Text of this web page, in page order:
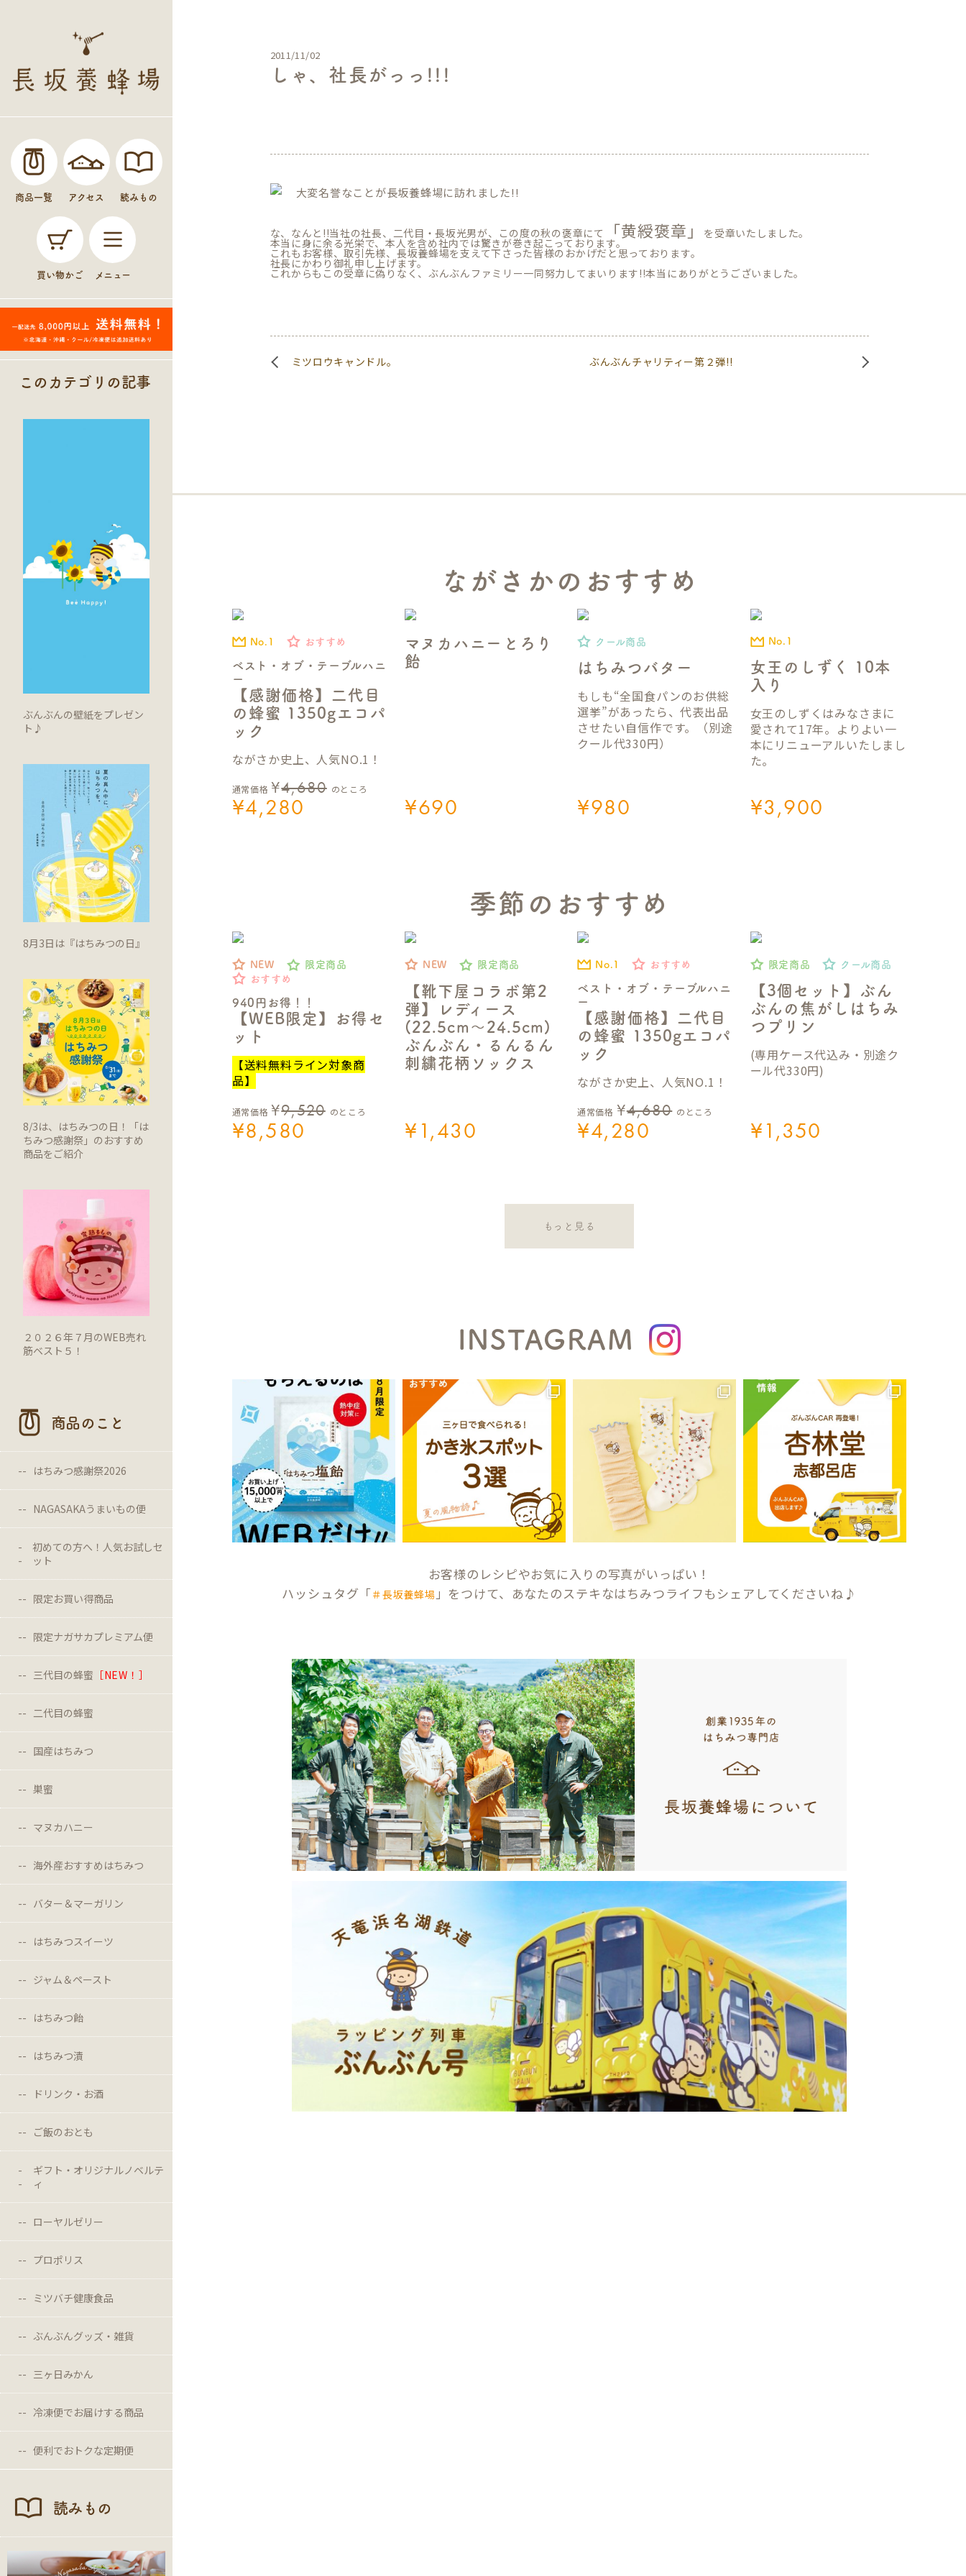
商品一覧 アクセス 読みもの
買い物かご メニュー
このカテゴリの記事
ぶんぶんの壁紙をプレゼン
ト♪
8月3日は『はちみつの日』
8/3は、はちみつの日！「は
ちみつ感謝祭」のおすすめ
商品をご紹介
２０２６年７月のWEB売れ
筋ベスト５！
商品のこと
はちみつ感謝祭2026
NAGASAKAうまいもの便
初めての方へ！人気お試しセ
ット
限定お買い得商品
限定ナガサカプレミアム便
三代目の蜂蜜 ［NEW！］
二代目の蜂蜜
国産はちみつ
巣蜜
マヌカハニー
海外産おすすめはちみつ
バター＆マーガリン
はちみつスイーツ
ジャム＆ペースト
はちみつ飴
はちみつ漬
ドリンク・お酒
ご飯のおとも
ギフト・オリジナルノベルテ
ィ
ローヤルゼリー
プロポリス
ミツバチ健康食品
ぶんぶんグッズ・雑貨
三ヶ日みかん
冷凍便でお届けする商品
便利でおトクな定期便
読みもの
2011/11/02
しゃ、社長がっっ!!!
大変名誉なことが長坂養蜂場に訪れました!!
な、なんと!!当社の社長、二代目・長坂光男が、この度の秋の褒章にて 「黄綬褒章」 を受章いたしました。
本当に身に余る光栄で、本人を含め社内では驚きが巻き起こっております。
これもお客様、取引先様、長坂養蜂場を支えて下さった皆様のおかげだと思っております。
社長にかわり御礼申し上げます。
これからもこの受章に偽りなく、ぶんぶんファミリー一同努力してまいります!!本当にありがとうございました。
ミツロウキャンドル。 ぶんぶんチャリティー第２弾!!
ながさかのおすすめ
ベスト・オブ・テーブルハニ
ー
【感謝価格】二代目
の蜂蜜 1350gエコパ
ック
No.1 おすすめ
通常価格 ¥4,680 のところ
¥4,280
ながさか史上、人気NO.1！
マヌカハニーとろり
飴
¥690
はちみつバター
クール商品
¥980
もしも“全国食パンのお供総
選挙”があったら、代表出品
させたい自信作です。（別途
クール代330円）
女王のしずく 10本
入り
No.1
¥3,900
女王のしずくはみなさまに
愛されて17年。よりよい一
本にリニューアルいたしまし
た。
季節のおすすめ
940円お得！！
【WEB限定】お得セ
ット
NEW
限定商品
おすすめ
通常価格 ¥9,520 のところ
¥8,580
【送料無料ライン対象商
品】
【靴下屋コラボ第2
弾】レディース
(22.5cm～24.5cm)
ぶんぶん・るんるん
刺繍花柄ソックス
NEW 限定商品
¥1,430
ベスト・オブ・テーブルハニ
ー
【感謝価格】二代目
の蜂蜜 1350gエコパ
ック
No.1 おすすめ
通常価格 ¥4,680 のところ
¥4,280
ながさか史上、人気NO.1！
【3個セット】ぶん
ぶんの焦がしはちみ
つプリン
限定商品 クール商品
¥1,350
(専用ケース代込み・別途ク
ール代330円)
もっと見る
INSTAGRAM
お客様のレシピやお気に入りの写真がいっぱい！
ハッシュタグ「＃長坂養蜂場 」をつけて、あなたのステキなはちみつライフもシェアしてくださいね♪